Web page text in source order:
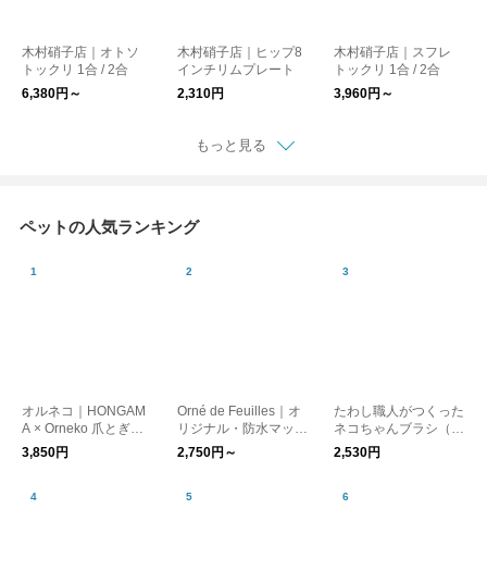
木村硝子店｜オトソ
トックリ 1合 / 2合
6,380円～
木村硝子店｜ヒップ8
インチリムプレート
2,310円
木村硝子店｜スフレ
トックリ 1合 / 2合
3,960円～
もっと見る
ペットの人気ランキング
オルネコ｜HONGAM
A × Orneko 爪とぎネ
コハウス
3,850円
Orné de Feuilles｜オ
リジナル・防水マット
／チェック
2,750円～
たわし職人がつくった
ネコちゃんブラシ（猫
用たわし）／北山正積
商店
2,530円